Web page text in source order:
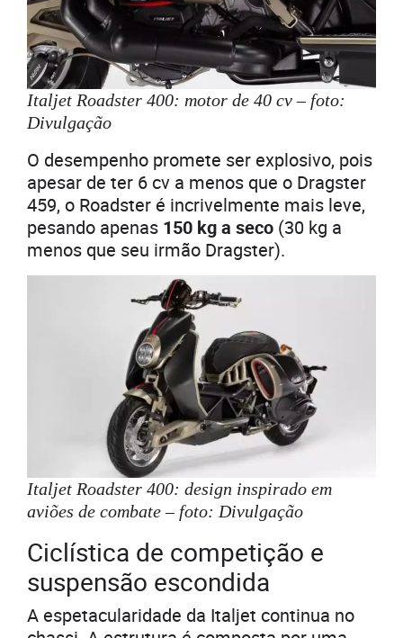
Italjet Roadster 400: motor de 40 cv – foto:
Divulgação
O desempenho promete ser explosivo, pois
apesar de ter 6 cv a menos que o Dragster
459, o Roadster é incrivelmente mais leve,
pesando apenas 150 kg a seco (30 kg a
menos que seu irmão Dragster).
Italjet Roadster 400: design inspirado em
aviões de combate – foto: Divulgação
Ciclística de competição e
suspensão escondida
A espetacularidade da Italjet continua no